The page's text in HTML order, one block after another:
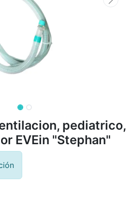
pediatrico,
EVEin "Stephan"